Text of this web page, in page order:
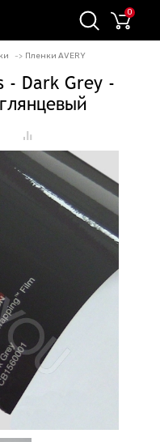
0
Пленки AVERY
- Dark Grey -